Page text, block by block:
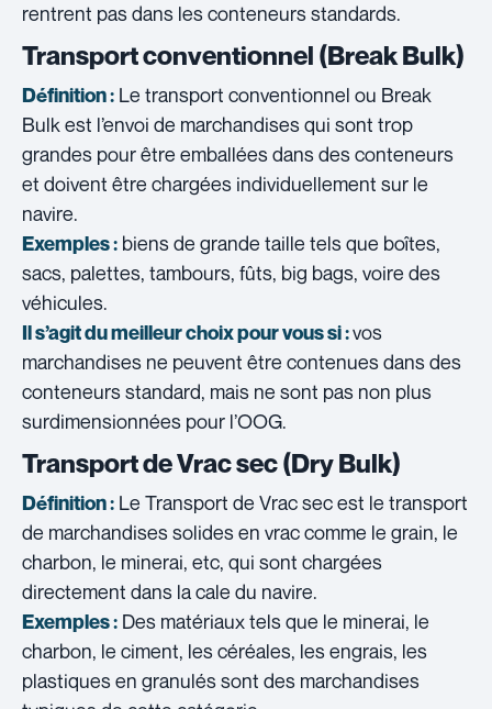
rentrent pas dans les conteneurs standards.
Transport conventionnel (Break Bulk)
Définition : Le transport conventionnel ou Break
Bulk est l’envoi de marchandises qui sont trop
grandes pour être emballées dans des conteneurs
et doivent être chargées individuellement sur le
navire.
Exemples : biens de grande taille tels que boîtes,
sacs, palettes, tambours, fûts, big bags, voire des
véhicules.
Il s’agit du meilleur choix pour vous si :vos
marchandises ne peuvent être contenues dans des
conteneurs standard, mais ne sont pas non plus
surdimensionnées pour l’OOG.
Transport de Vrac sec (Dry Bulk)
Définition : Le Transport de Vrac sec est le transport
de marchandises solides en vrac comme le grain, le
charbon, le minerai, etc, qui sont chargées
directement dans la cale du navire.
Exemples : Des matériaux tels que le minerai, le
charbon, le ciment, les céréales, les engrais, les
plastiques en granulés sont des marchandises